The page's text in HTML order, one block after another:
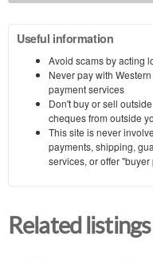
Useful information
Avoid scams by acting
Never pay with
payment services
Don't buy or sell
cheques from outside
This site is never
payments, shipping,
services, or offer
Related listings